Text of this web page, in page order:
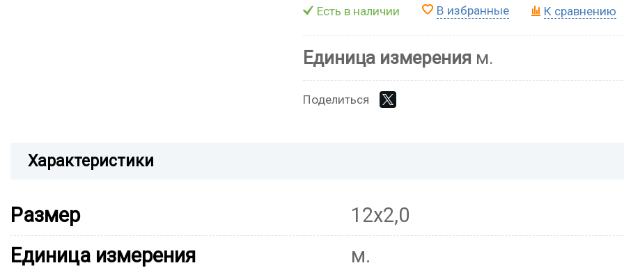
Есть в наличии В избранные К сравнению
Единица измерения м.
Поделиться
Характеристики
Размер
12х2,0
Единица измерения
м.